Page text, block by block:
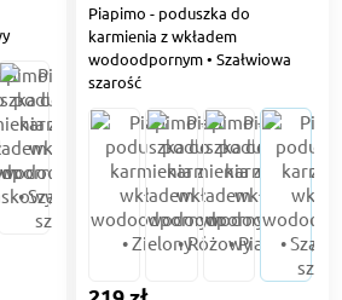
Piapimo - poduszka do
karmienia z wkładem
wodoodpornym • Szałwiowa
szarość